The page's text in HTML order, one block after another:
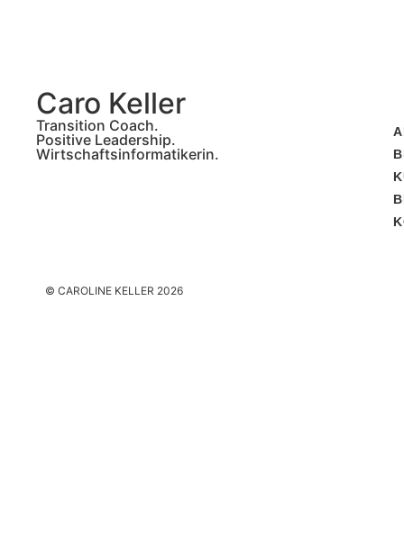
Caro Keller
Transition Coach.
Positive Leadership.
Wirtschaftsinformatikerin.
© CAROLINE KELLER 2026